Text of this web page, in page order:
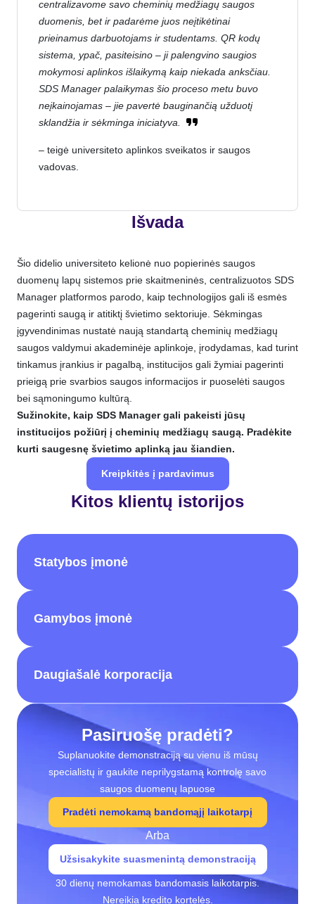
centralizavome savo cheminių medžiagų saugos
duomenis, bet ir padarėme juos neįtikėtinai
prieinamus darbuotojams ir studentams. QR kodų
sistema, ypač, pasiteisino – ji palengvino saugios
mokymosi aplinkos išlaikymą kaip niekada anksčiau.
SDS Manager palaikymas šio proceso metu buvo
neįkainojamas – jie pavertė bauginančią užduotį
sklandžia ir sėkminga iniciatyva.
– teigė universiteto aplinkos sveikatos ir saugos
vadovas.
Išvada
Šio didelio universiteto kelionė nuo popierinės saugos
duomenų lapų sistemos prie skaitmeninės, centralizuotos SDS
Manager platformos parodo, kaip technologijos gali iš esmės
pagerinti saugą ir atitiktį švietimo sektoriuje. Sėkmingas
įgyvendinimas nustatė naują standartą cheminių medžiagų
saugos valdymui akademinėje aplinkoje, įrodydamas, kad turint
tinkamus įrankius ir pagalbą, institucijos gali žymiai pagerinti
prieigą prie svarbios saugos informacijos ir puoselėti saugos
bei sąmoningumo kultūrą.
Sužinokite, kaip SDS Manager gali pakeisti jūsų
institucijos požiūrį į cheminių medžiagų saugą. Pradėkite
kurti saugesnę švietimo aplinką jau šiandien.
Kreipkitės į pardavimus
Kitos klientų istorijos
Statybos įmonė
Gamybos įmonė
Daugiašalė korporacija
Pasiruošę pradėti?
Suplanuokite demonstraciją su vienu iš mūsų
specialistų ir gaukite neprilygstamą kontrolę savo
saugos duomenų lapuose
Pradėti nemokamą bandomąjį laikotarpį
Arba
Užsisakykite suasmenintą demonstraciją
30 dienų nemokamas bandomasis laikotarpis.
Nereikia kredito kortelės.